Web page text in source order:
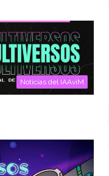
Noticias del IAAviM